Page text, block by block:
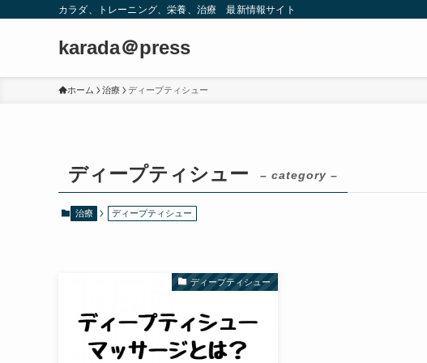
カラダ、トレーニング、栄養、治療 最新情報サイト
karada＠press
ホーム 治療 ディープティシュー
ディープティシュー – category –
治療 ディープティシュー
ディープティシュー